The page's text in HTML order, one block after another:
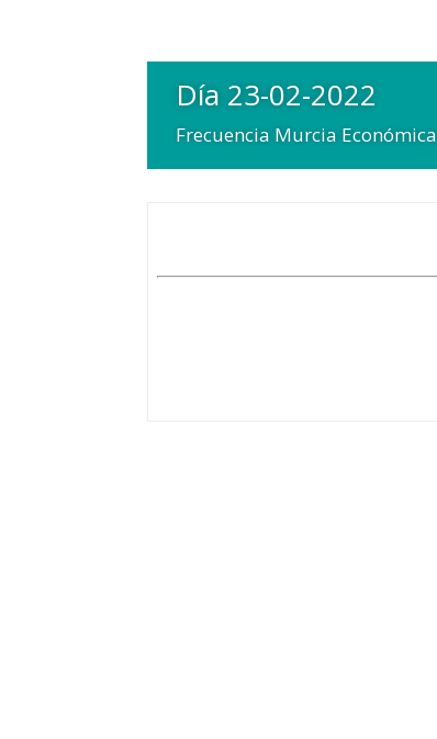
Día 23-02-2022
Frecuencia Murcia Económica